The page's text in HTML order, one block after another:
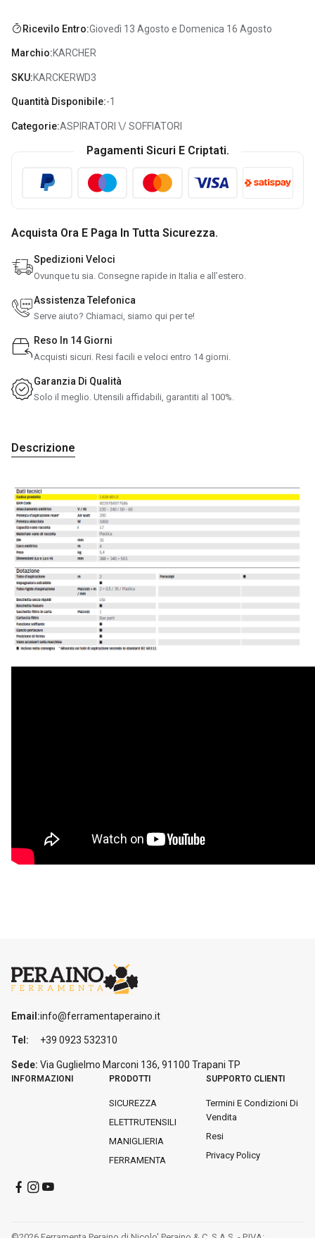
Ricevilo Entro:Giovedì 13 Agosto e Domenica 16 Agosto
Marchio:KARCHER
SKU:KARCKERWD3
Quantità Disponibile:-1
Categorie:ASPIRATORI \/ SOFFIATORI
Pagamenti Sicuri E Criptati.
Acquista Ora E Paga In Tutta Sicurezza.
Spedizioni Veloci
Ovunque tu sia. Consegne rapide in Italia e all’estero.
Assistenza Telefonica
Serve aiuto? Chiamaci, siamo qui per te!
Reso In 14 Giorni
Acquisti sicuri. Resi facili e veloci entro 14 giorni.
Garanzia Di Qualità
Solo il meglio. Utensili affidabili, garantiti al 100%.
Descrizione
Email:
Tel:
Sede:
info@ferramentaperaino.it
+39 0923 532310
Via Guglielmo Marconi 136, 91100 Trapani TP
INFORMAZIONI PRODOTTI
SICUREZZA
ELETTRUTENSILI
MANIGLIERIA
FERRAMENTA
SUPPORTO CLIENTI
Termini E Condizioni Di
Vendita
Resi
Privacy Policy
Ferramenta Peraino e terze parti selezionate utiliziamo i
cookie per finalità tecniche, statistiche e di marketing.
cookie accettare/revocare tramite questo pannello.
Privacy Policy
Chiudendo questa finestra accetterai solo i cookie tecnici
Necessari
Statistici
ACCETTA SELEZIONATI